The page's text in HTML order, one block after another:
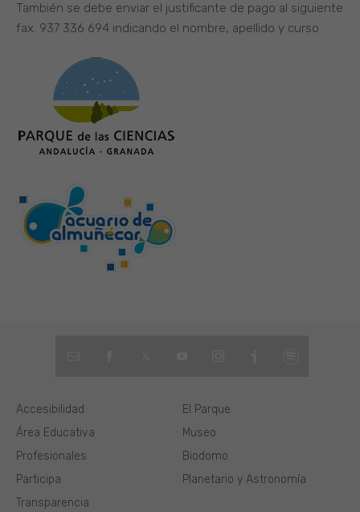
También se debe enviar el justificante de pago al siguiente
fax. 937 336 694 indicando el nombre, apellido y curso.
El Parque
Museo
Biodomo
Planetario y Astronomía
Área Educativa
Profesionales
Participa
Transparencia
Accesibilidad